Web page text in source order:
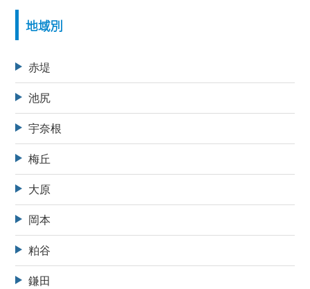
地域別
赤堤
池尻
宇奈根
梅丘
大原
岡本
粕谷
鎌田